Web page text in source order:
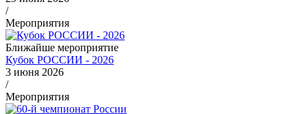
/
Мероприятия
Ближайше мероприятие
Кубок РОССИИ - 2026
3 июня 2026
/
Мероприятия